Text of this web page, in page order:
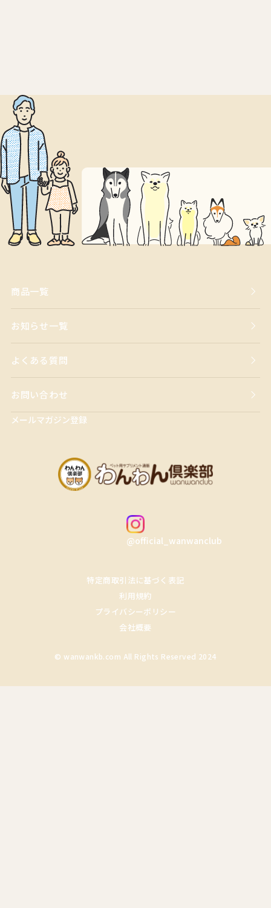
商品一覧
お知らせ一覧
よくある質問
お問い合わせ
メールマガジン登録
@official_wanwanclub
特定商取引法に基づく表記
利用規約
プライバシーポリシー
会社概要
© wanwankb.com All Rights Reserved 2024